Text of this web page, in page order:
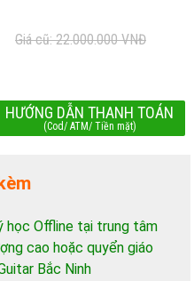
Giá cũ: 22.000.000VNĐ
HƯỚNG DẪN THANH TOÁN
(Cod/ ATM/ Tiền mặt)
học Offline tại trung tâm
cao hoặc quyển giáo
Bắc Ninh